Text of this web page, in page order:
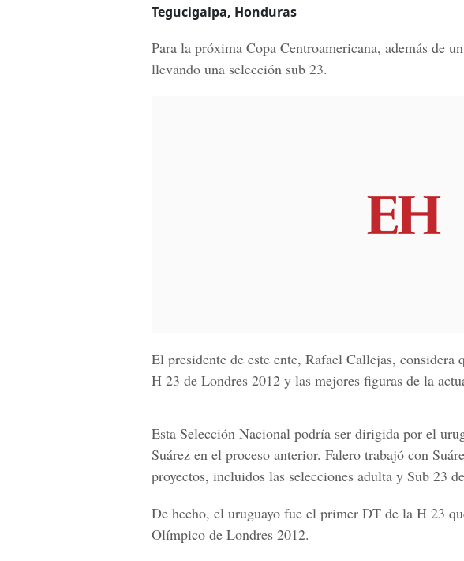
Tegucigalpa, Honduras
Para la próxima Copa Centroamericana, además de
llevando una selección sub 23.
El presidente de este ente, Rafael Callejas,
H 23 de Londres 2012 y las mejores figuras de la
Esta Selección Nacional podría ser dirigida por el
Suárez en el proceso anterior. Falero trabajó con
proyectos, incluidos las selecciones adulta y Sub 23
De hecho, el uruguayo fue el primer DT de la H 23
Olímpico de Londres 2012.